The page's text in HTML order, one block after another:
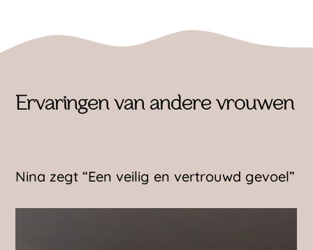
Ervaringen van andere vrouwen
Nina zegt “Een veilig en vertrouwd gevoel”